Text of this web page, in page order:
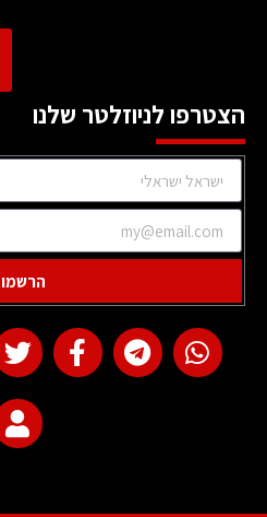
הצטרפו לניוזלטר שלנו
הרשמו